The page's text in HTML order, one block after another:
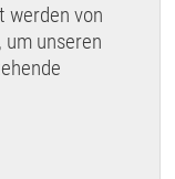
werden von
unseren